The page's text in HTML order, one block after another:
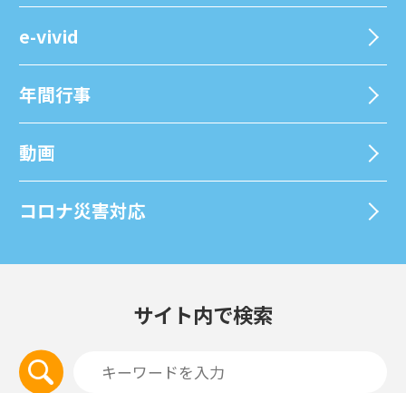
e-vivid
年間⾏事
動画
コロナ災害対応
サイト内で検索